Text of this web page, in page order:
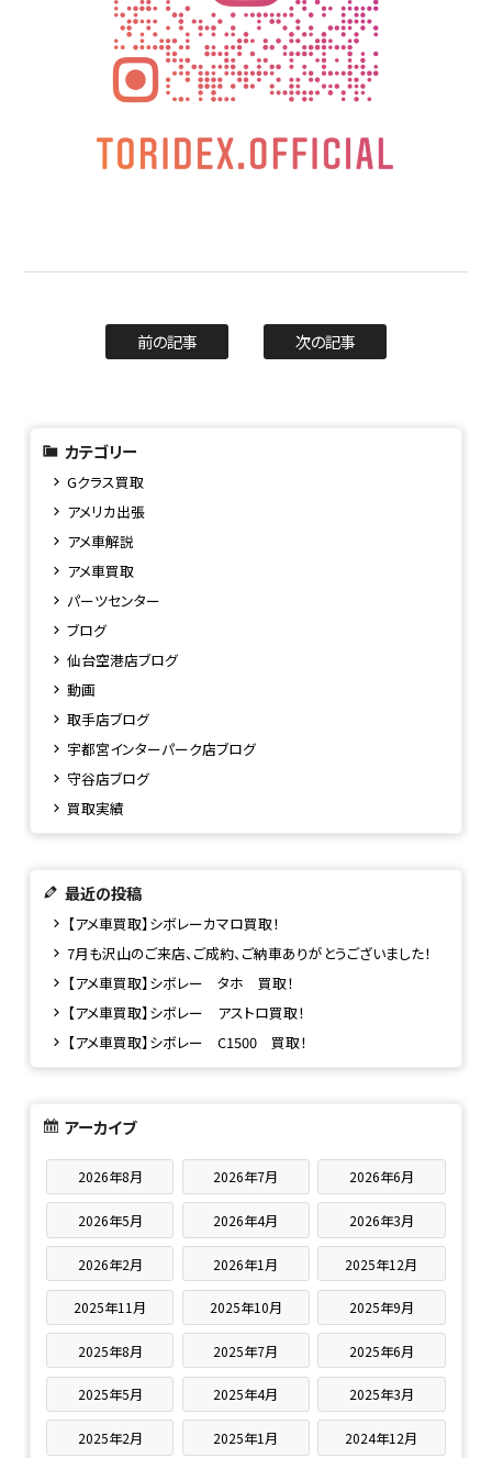
前の記事 次の記事
カテゴリー
Gクラス買取
アメリカ出張
アメ車解説
アメ車買取
パーツセンター
ブログ
仙台空港店ブログ
動画
取手店ブログ
宇都宮インターパーク店ブログ
守谷店ブログ
買取実績
最近の投稿
【アメ車買取】シボレーカマロ買取！
7月も沢山のご来店、ご成約、ご納車ありがとうございました！
【アメ車買取】シボレー タホ 買取！
【アメ車買取】シボレー アストロ買取！
【アメ車買取】シボレー C1500 買取！
アーカイブ
2026年8月 2026年7月 2026年6月
2026年5月 2026年4月 2026年3月
2026年2月 2026年1月 2025年12月
2025年11月 2025年10月 2025年9月
2025年8月 2025年7月 2025年6月
2025年5月 2025年4月 2025年3月
2025年2月 2025年1月 2024年12月